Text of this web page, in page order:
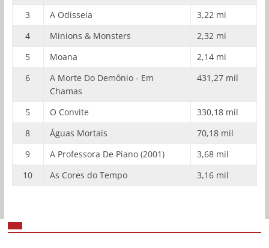
3
A Odisseia
3,22 mi
4
Minions & Monsters
2,32 mi
5
Moana
2,14 mi
6
A Morte Do Demônio - Em
Chamas
431,27 mil
5 O Convite
330,18 mil
8
Águas Mortais
70,18 mil
9
A Professora De Piano (2001)
3,68 mil
10
As Cores do Tempo 3,16 mil